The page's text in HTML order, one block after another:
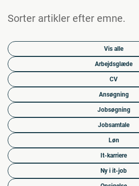
Sorter artikler efter emne.
Vis alle
Arbejdsglæde
CV
Ansøgning
Jobsøgning
Jobsamtale
Løn
It-karriere
Ny i it-job